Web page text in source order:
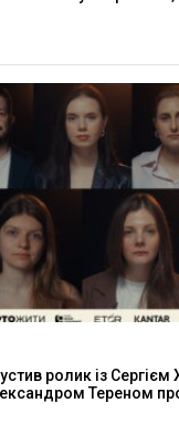
ролик із
Тереном